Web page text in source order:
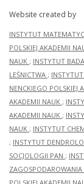
Website created by
INSTYTUT
POLSKIEJ AKADEMII
NAUK ; INSTYTUT
LEŚNICTWA ;
NENCKIEGO POLSKIEJ
AKADEMII NAUK ;
AKADEMII NAUK ;
NAUK ; INSTYTUT
; INSTYTUT
SOCJOLOGII PAN ;
ZAGOSPODAROWANIA